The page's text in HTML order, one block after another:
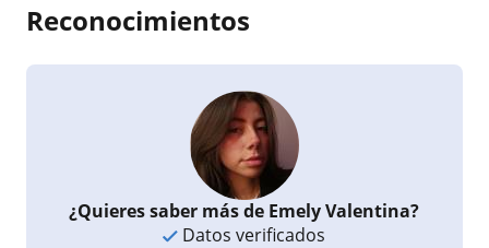
Reconocimientos
¿Quieres saber más de Emely Valentina?
Datos verificados